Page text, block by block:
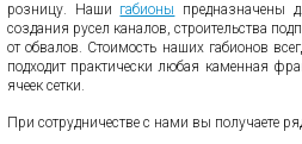
розницу. Наши габионы
предназначены
создания русел каналов, строительства
от обвалов. Стоимость наших габионов
подходит практически любая каменная
ячеек сетки.
При сотрудничестве с нами вы получаете